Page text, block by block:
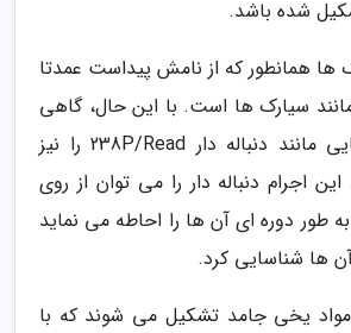
شده باشد.
ها همانطور که از نامش پیداست عمدتا
سیارک ها است. با این حال، گاهی
اوقات دنباله دارهایی مانند دنباله دار 238P/Read را نیز
اجرام دنباله دار را می توان از روی
طور دوره ای آن ها را احاطه می نماید
ها شناسایی کرد.
مواد یخی جامد تشکیل می شوند که با